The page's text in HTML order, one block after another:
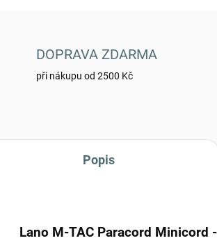
DOPRAVA ZDARMA
při nákupu od 2500 Kč
Popis
Lano M-TAC Paracord Minicord